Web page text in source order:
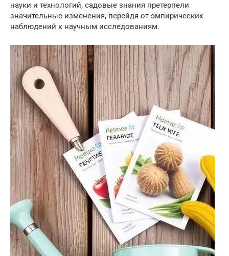
науки и технологий, садовые знания претерпели
значительные изменения, перейдя от эмпирических
наблюдений к научным исследованиям.